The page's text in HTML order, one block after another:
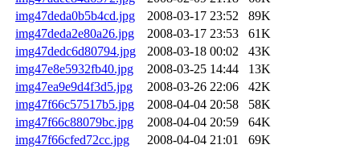
img47deda0b5b4cd.jpg
2008-03-17 23:52
89K
img47deda2e80a26.jpg
2008-03-17 23:53
61K
img47dedc6d80794.jpg
2008-03-18 00:02
43K
img47e8e5932fb40.jpg
2008-03-25 14:44
13K
img47ea9e9d4f3d5.jpg
2008-03-26 22:06
42K
img47f66c57517b5.jpg
2008-04-04 20:58
58K
img47f66c88079bc.jpg
2008-04-04 20:59
64K
img47f66cfed72cc.jpg
2008-04-04 21:01
69K